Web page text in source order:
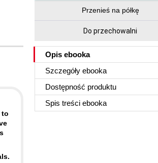
Przenieś na półkę
Do przechowalni
Opis ebooka
Szczegóły ebooka
Dostępność produktu
Spis treści ebooka
to